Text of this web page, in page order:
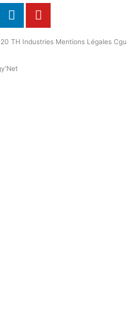
L
i
k
d
Y
o
t
TH Industries Mentions Légales Cgu